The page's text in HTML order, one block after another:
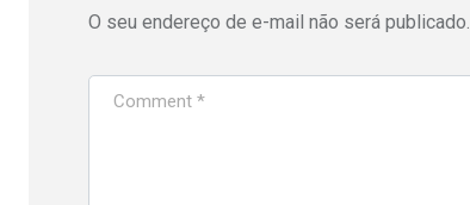
O seu endereço de e-mail não será publicado.